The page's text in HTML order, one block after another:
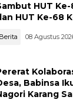
HUT
HUT Ke-68
Berita 08 Agustus
Babinsa
Karang